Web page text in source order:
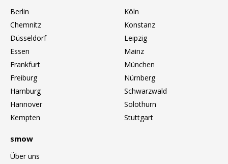
Stehtische & Stehpulte
Kindertische
Gartentische
Servierwagen
Einzelteile
... alle Tische
Regale & Schränke
Berlin
Chemnitz
Düsseldorf
Essen
Frankfurt
Freiburg
Hamburg
Hannover
Kempten
Köln
Konstanz
Leipzig
Mainz
München
Nürnberg
Schwarzwald
Solothurn
Stuttgart
smow
Über uns